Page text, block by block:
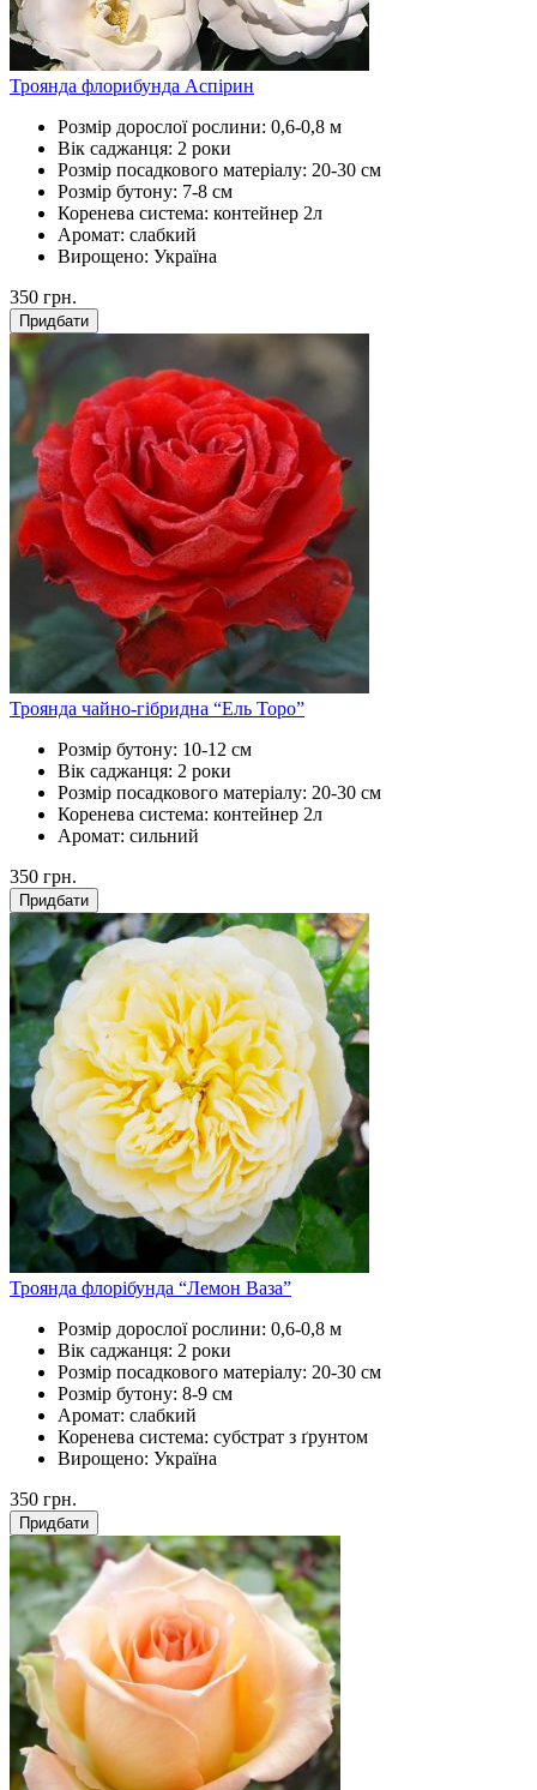
Троянда флорибунда Аспірин
Розмір дорослої рослини: 0,6-0,8 м
Вік саджанця: 2 роки
Розмір посадкового матеріалу: 20-30 см
Розмір бутону: 7-8 см
Коренева система: контейнер 2л
Аромат: слабкий
Вирощено: Україна
350 грн.
Придбати
Троянда чайно-гібридна “Ель Торо”
Розмір бутону: 10-12 см
Вік саджанця: 2 роки
Розмір посадкового матеріалу: 20-30 см
Коренева система: контейнер 2л
Аромат: сильний
350 грн.
Придбати
Троянда флорібунда “Лемон Ваза”
Розмір дорослої рослини: 0,6-0,8 м
Вік саджанця: 2 роки
Розмір посадкового матеріалу: 20-30 см
Розмір бутону: 8-9 см
Аромат: слабкий
Коренева система: субстрат з ґрунтом
Вирощено: Україна
350 грн.
Придбати